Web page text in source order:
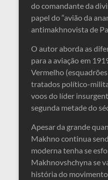
do comandante da
papel do “avião da
antimakhnovista de
O autor aborda as
para a aviação em
Vermelho
tratados político-
voos do líder
segunda metade do
Apesar da grande
Makhno continua
moderna tenha se
Makhnovshchyna se
história do movimento